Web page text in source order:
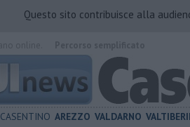
Questo sito contribuisce alla
CASENTINO AREZZO VALDARNO